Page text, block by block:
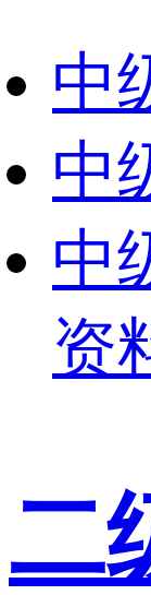
中
中
中
资
二